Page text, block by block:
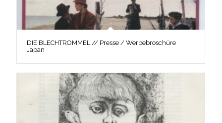
DIE BLECHTROMMEL // Presse / Werbebroschüre
Japan